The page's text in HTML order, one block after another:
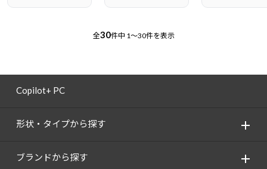
全30件中 1～30件を表示
Copilot+ PC
形状・タイプから探す
ブランドから探す